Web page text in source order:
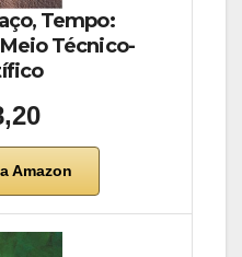
Tempo:
Técnico-
Amazon